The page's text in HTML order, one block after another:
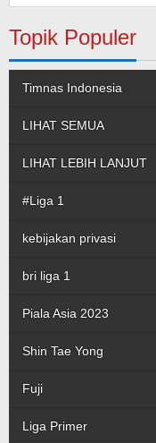
Topik Populer
Timnas Indonesia
LIHAT SEMUA
LIHAT LEBIH LANJUT
#Liga 1
kebijakan privasi
bri liga 1
Piala Asia 2023
Shin Tae Yong
Fuji
Liga Primer